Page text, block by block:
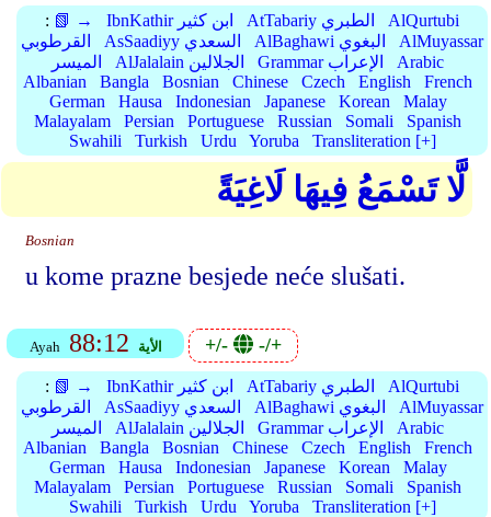
: 📗 → IbnKathir ابن كثير AtTabariy الطبري
AlQurtubi
القرطوبي
AsSaadiyy السعدي AlBaghawi البغوي
AlMuyassar
الميسر
AlJalalain الجلالين Grammar الإعراب
Arabic
Albanian
Bangla Bosnian Chinese Czech English
French
German
Hausa Indonesian Japanese Korean
Malay
Malayalam
Persian Portuguese Russian Somali
Spanish
Swahili
Turkish Urdu Yoruba Transliteration [+]
لَّا تَسْمَعُ فِيهَا لَاغِيَةً
Bosnian
u kome prazne besjede neće slušati.
Ayah 88:12 الأية +/- -/+
: 📗 → IbnKathir ابن كثير AtTabariy الطبري
AlQurtubi
القرطوبي
AsSaadiyy السعدي AlBaghawi البغوي
AlMuyassar
الميسر
AlJalalain الجلالين Grammar الإعراب
Arabic
Albanian
Bangla Bosnian Chinese Czech English
French
German
Hausa Indonesian Japanese Korean
Malay
Malayalam
Persian Portuguese Russian Somali
Spanish
Swahili
Turkish Urdu Yoruba Transliteration [+]